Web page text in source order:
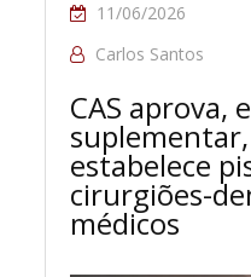
11/06/2026
Carlos Santos
CAS aprova,
estabelece
cirurgiões-
médicos